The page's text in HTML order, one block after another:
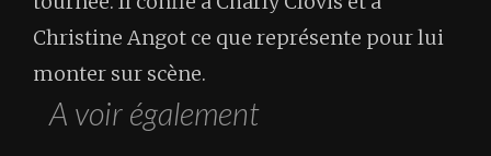
Christine Angot ce que représente pour lui
monter sur scène.
A voir également